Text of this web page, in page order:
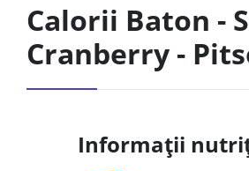
Calorii Baton -
Cranberry -
Informații